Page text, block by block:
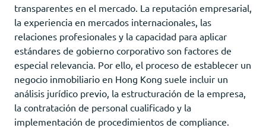
transparentes en el mercado. La reputación empresarial,
la experiencia en mercados internacionales, las
relaciones profesionales y la capacidad para aplicar
estándares de gobierno corporativo son factores de
especial relevancia. Por ello, el proceso de establecer un
negocio inmobiliario en Hong Kong suele incluir un
análisis jurídico previo, la estructuración de la empresa,
la contratación de personal cualificado y la
implementación de procedimientos de compliance.